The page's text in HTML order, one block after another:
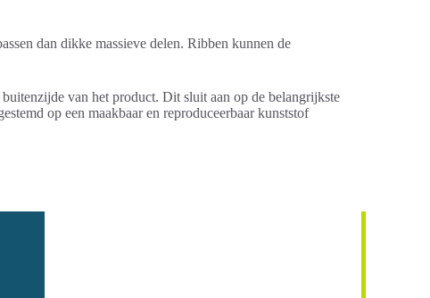
dan dikke massieve delen. Ribben kunnen de
van het product. Dit sluit aan op de belangrijkste
op een maakbaar en reproduceerbaar kunststof